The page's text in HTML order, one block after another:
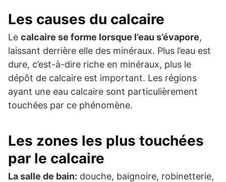
Les causes du calcaire
Le calcaire se forme lorsque l’eau s’évapore,
laissant derrière elle des minéraux. Plus l’eau est
dure, c’est-à-dire riche en minéraux, plus le
dépôt de calcaire est important. Les régions
ayant une eau calcaire sont particulièrement
touchées par ce phénomène.
Les zones les plus touchées
par le calcaire
La salle de bain: douche, baignoire, robinetterie,